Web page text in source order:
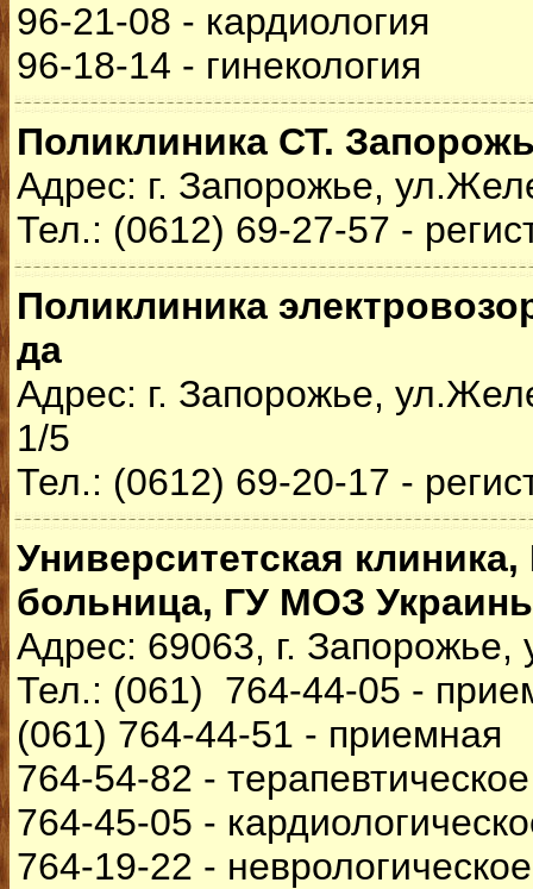
96-21-08 - кардиология
96-18-14 - гинекология
Поликлиника СТ.
Адрес: г. Запорожье,
Тел.: (0612) 69-27-57 -
Поликлиника
да
Адрес: г. Запорожье,
1/5
Тел.: (0612) 69-20-17 -
Университетская
больница, ГУ МОЗ
Адрес: 69063, г. Запорожье,
Тел.: (061) 764-44-05 -
(061) 764-44-51 - приемная
764-54-82 -
764-45-05 -
764-19-22 -